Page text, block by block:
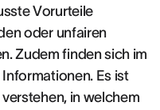
Vorurteile
oder unfairen
Zudem finden sich im
Es ist
in welchem